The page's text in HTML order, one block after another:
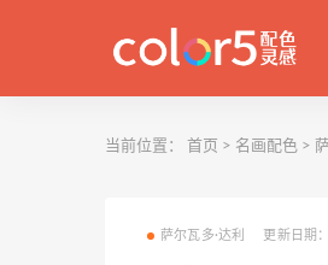
当前位置： 首页 > 名画配色 >
萨尔瓦多·达利 更新日期